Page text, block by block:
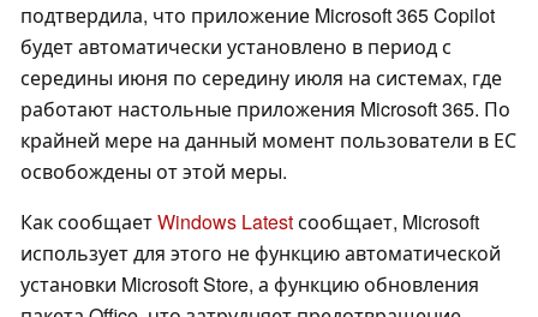
подтвердила, что приложение Microsoft 365 Copilot
будет автоматически установлено в период с
середины июня по середину июля на системах, где
работают настольные приложения Microsoft 365. По
крайней мере на данный момент пользователи в ЕС
освобождены от этой меры.
Как сообщаетWindows Latestсообщает, Microsoft
использует для этого не функцию автоматической
установки Microsoft Store, а функцию обновления